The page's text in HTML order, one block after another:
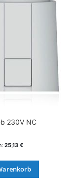
230V NC
25,13 €